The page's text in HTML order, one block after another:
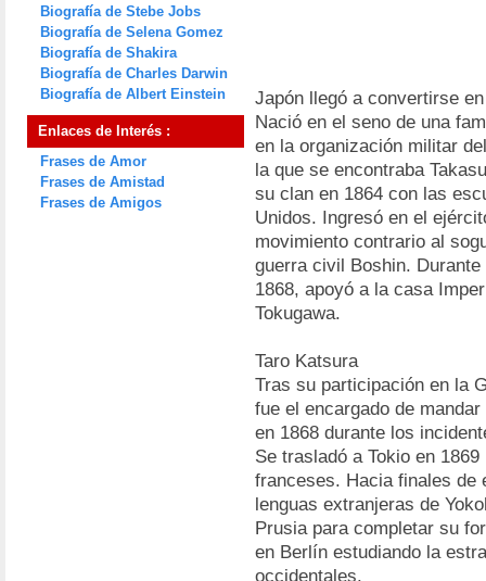
Biografía de Stebe Jobs
Biografía de Selena Gomez
Biografía de Shakira
Biografía de Charles Darwin
Biografía de Albert Einstein
Enlaces de Interés :
Frases de Amor
Frases de Amistad
Frases de Amigos
Japón llegó a convertirse
Nació en el seno de una
en la organización militar
la que se encontraba
su clan en 1864 con las
Unidos. Ingresó en el
movimiento contrario al
guerra civil Boshin.
1868, apoyó a la casa
Tokugawa.
Taro Katsura
Tras su participación en la
fue el encargado de
en 1868 durante los
Se trasladó a Tokio en
franceses. Hacia finales de
lenguas extranjeras de
Prusia para completar su
en Berlín estudiando la
occidentales.